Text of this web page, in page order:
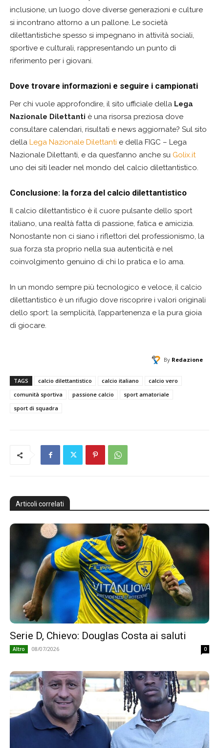
inclusione, un luogo dove diverse generazioni e culture
si incontrano attorno a un pallone. Le società
dilettantistiche spesso si impegnano in attività sociali,
sportive e culturali, rappresentando un punto di
riferimento per i giovani.
Dove trovare informazioni e seguire i campionati
Per chi vuole approfondire, il sito ufficiale della Lega
Nazionale Dilettanti è una risorsa preziosa dove
consultare calendari, risultati e news aggiornate? Sul sito
della Lega Nazionale Dilettanti e della FIGC – Lega
Nazionale Dilettanti, e da quest’anno anche su Golix.it
uno dei siti leader nel mondo del calcio dilettantistico.
Conclusione: la forza del calcio dilettantistico
Il calcio dilettantistico è il cuore pulsante dello sport
italiano, una realtà fatta di passione, fatica e amicizia.
Nonostante non ci siano i riflettori del professionismo, la
sua forza sta proprio nella sua autenticità e nel
coinvolgimento genuino di chi lo pratica e lo ama.
In un mondo sempre più tecnologico e veloce, il calcio
dilettantistico è un rifugio dove riscoprire i valori originali
dello sport: la semplicità, l’appartenenza e la pura gioia
di giocare.
By Redazione
TAGS calcio dilettantistico calcio italiano
calcio vero
comunità sportiva
passione calcio
sport amatoriale
sport di squadra
Articoli correlati
Serie D, Chievo: Douglas Costa ai saluti
Altro 08/07/2026 0